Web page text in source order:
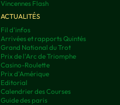
Vincennes Flash
ACTUALITÉS
Fil d'infos
Arrivées et rapports Quintés
Grand National du Trot
Prix de l'Arc de Triomphe
Casino-Roulette
Prix d'Amérique
Editorial
Calendrier des Courses
Guide des paris